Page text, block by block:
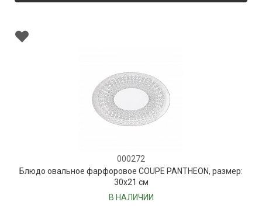
000272
Блюдо овальное фарфоровое COUPE PANTHEON, размер:
30х21 см
В НАЛИЧИИ